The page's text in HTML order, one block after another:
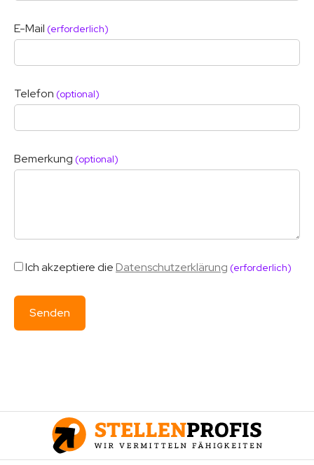
E-Mail (erforderlich)
Telefon (optional)
Bemerkung (optional)
Ich akzeptiere dieDatenschutzerklärung (erforderlich)